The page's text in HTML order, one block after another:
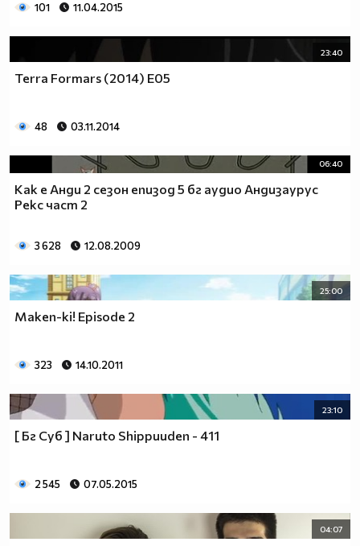
101 11.04.2015
23:40
Terra Formars (2014) Е05
48 03.11.2014
06:40
Как е Анди 2 сезон епизод 5 бг аудио Андизаурус
Рекс част 2
3 628 12.08.2009
25:00
Maken-ki! Episode 2
323 14.10.2011
23:10
[ Бг Суб ] Naruto Shippuuden - 411
2 545 07.05.2015
04:07